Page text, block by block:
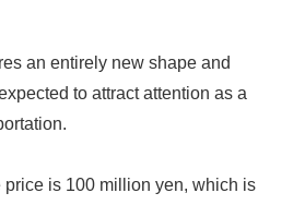
an entirely new shape and
to attract attention as a
price is 100 million yen, which is